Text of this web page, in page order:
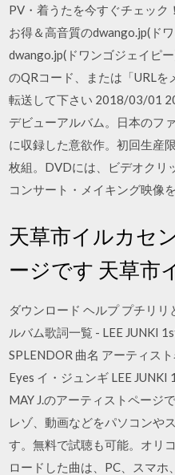
PV・着うたを今すぐチェッ
お得＆高音質のdwango.jp(ド
dwango.jp(ドワンゴジェイピ
のQRコード、または「URLを
転送して下さい 2018/03/01
デビューアルバム。日本のフ
に収録した意欲作。初回生産
枚組。DVDには、ビデオクリ
コンサート・メイキング映像を
天草市イルカセ
ージです 天草市
ダウンロード ヘルプ プチリ
ルバム歌詞一覧 - LEE JUNKI
SPLENDOR 曲名 アーティス
Eyes イ・ジュンギ LEE
MAY J.のアーティストページ
レゾ、動画などをパソコンや
す。無料で試聴も可能。オリ
ロードした曲は、PC、スマ